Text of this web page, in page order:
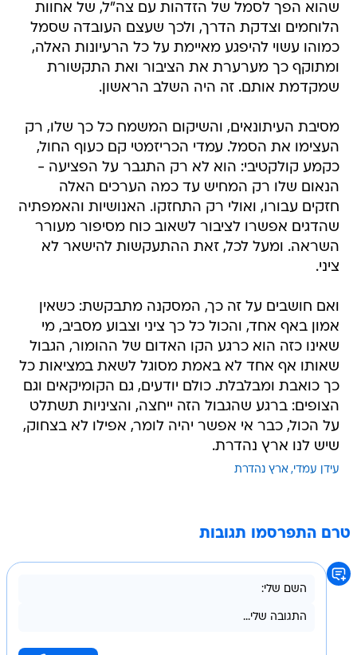
שהוא הפך לסמל של הזדהות עם צה"ל, של אחוות
הלוחמים וצדקת הדרך, ולכך שעצם העובדה שסמל
כמוהו עשוי להיפגע מאיימת על כל הרעיונות האלה,
ומתוקף כך מערערת את הציבור ואת התקשורת
שמקדמת אותם. זה היה השלב הראשון.
מסיבת העיתונאים, והשיקום המשמח כל כך שלו, רק
העצימו את הסמל. עמדי הכריזמטי קם כעוף החול,
כקמע קולקטיבי: הוא לא רק התגבר על הפציעה -
הנאום שלו רק המחיש עד כמה הערכים האלה
חזקים עבורו, ואולי רק התחזקו. האנושיות והאמפתיה
שהדגים אפשרו לציבור לשאוב כוח מסיפור מעורר
השראה. ומעל לכל, זאת ההתעקשות להישאר לא
ציני.
ואם חושבים על זה כך, המסקנה מתבקשת: כשאין
אמון באף אחד, והכול כל כך ציני וצבוע מסביב, מי
שאינו כזה הוא כרגע הקו האדום של ההומור, הגבול
שאותו אף אחד לא באמת מסוגל לשאת במציאות כל
כך כואבת ומבלבלת. כולם יודעים, גם הקומיקאים וגם
הצופים: ברגע שהגבול הזה ייחצה, והציניות תשתלט
על הכול, כבר אי אפשר יהיה לומר, אפילו לא בצחוק,
שיש לנו ארץ נהדרת.
עידן עמדי ארץ נהדרת
טרם התפרסמו תגובות